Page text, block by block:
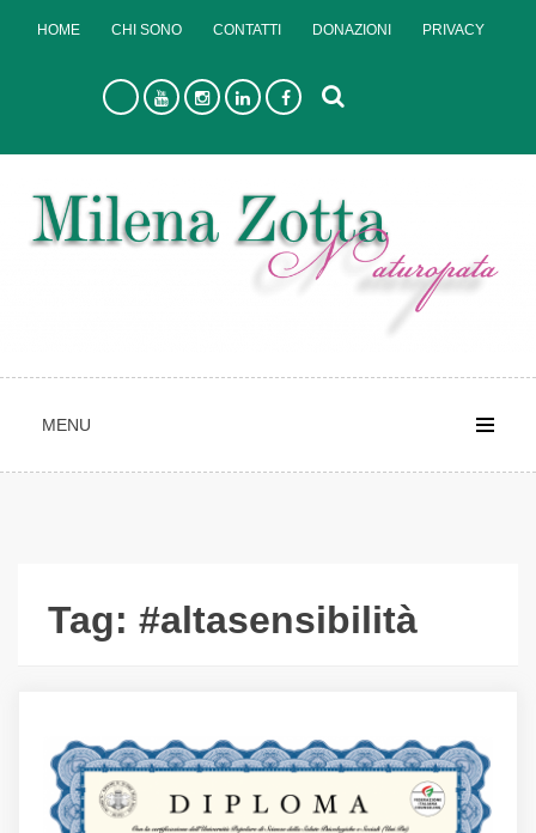
HOME CHI SONO CONTATTI DONAZIONI PRIVACY
MENU
Tag: #altasensibilità